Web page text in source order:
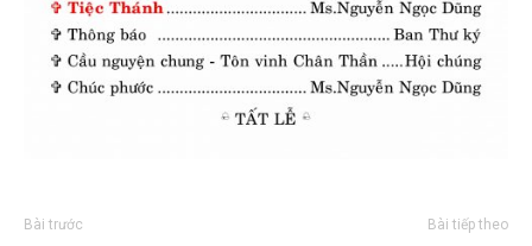
Bài trước Bài tiếp theo